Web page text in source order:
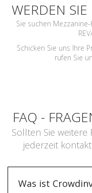
WERDEN
Sie suchen
Schicken Sie uns Ihre
rufen Sie
FAQ -
Sollten Sie weitere
jederzeit
Was ist